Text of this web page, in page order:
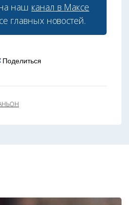
наш канал в Максе
главных новостей.
Поделиться